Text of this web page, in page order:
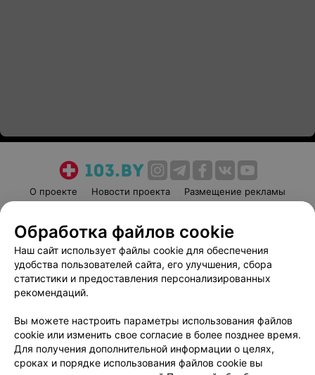
О проекте Новости проекта
Размещение рекламы
Пользовательское соглашение
Способы оплаты
Вакансии
Партнеры
Написать руководителю 103.by
Обработка персональных данных
Обработка файлов cookie
Наш сайт использует файлы cookie для обеспечения
удобства пользователей сайта, его улучшения, сбора
статистики и предоставления персонализированных
рекомендаций.
Вы можете настроить параметры использования файлов
cookie или изменить свое согласие в более позднее время.
Для получения дополнительной информации о целях,
сроках и порядке использования файлов cookie вы